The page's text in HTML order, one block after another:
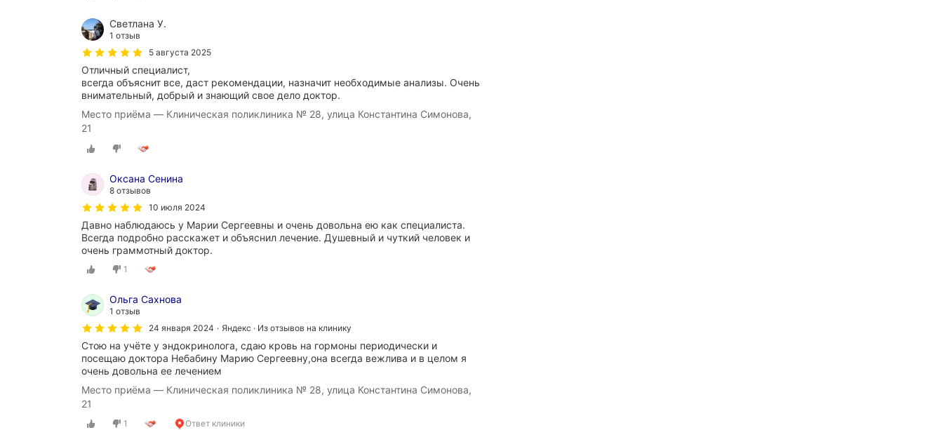
Светлана У.
1 отзыв
5 августа 2025
Отличный специалист,
всегда объяснит все, даст рекомендации, назначит необходимые анализы. Очень
внимательный, добрый и знающий свое дело доктор.
Место приёма — Клиническая поликлиника № 28, улица Константина Симонова,
21
Оксана Сенина
8 отзывов
10 июля 2024
Давно наблюдаюсь у Марии Сергеевны и очень довольна ею как специалиста.
Всегда подробно расскажет и объяснил лечение. Душевный и чуткий человек и
очень граммотный доктор.
1
Ольга Сахнова
1 отзыв
24 января 2024
Яндекс · Из отзывов на клинику
Стою на учёте у эндокринолога, сдаю кровь на гормоны периодически и
посещаю доктора Небабину Марию Сергеевну,она всегда вежлива и в целом я
очень довольна ее лечением
Место приёма — Клиническая поликлиника № 28, улица Константина Симонова,
21
1 Ответ клиники